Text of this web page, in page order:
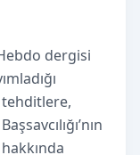
dergisi